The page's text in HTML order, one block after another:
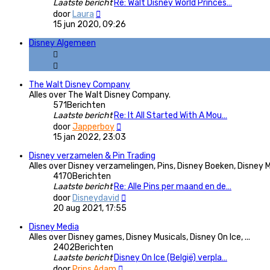
Laatste bericht Re: Walt Disney World Princes…
door Laura
laatste
15 jun 2020, 09:26
Disney Algemeen
The Walt Disney Company
Alles over The Walt Disney Company.
571 Berichten
Laatste bericht Re: It All Started With A Mou…
doorJapperboy
laatste
15 jan 2022, 23:03
Disney verzamelen & Pin Trading
Alles over Disney verzamelingen, Pins, Disney Boeken, Disney
4170Berichten
Laatste bericht Re: Alle Pins per maand en de…
door Disneydavid
laatste
20 aug 2021, 17:55
Disney Media
Alles over Disney games, Disney Musicals, Disney On Ice, ...
2402Berichten
Laatste bericht Disney On Ice (België) verpla…